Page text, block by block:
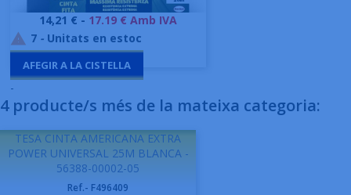
Preu
14,21 € - 17.19 € Amb IVA
 7 - Unitats en estoc
AFEGIR A LA CISTELLA
-
4 producte/s més de la mateixa categoria:
TESA CINTA AMERICANA EXTRA
POWER UNIVERSAL 25M BLANCA -
56388-00002-05
Ref.- F496409